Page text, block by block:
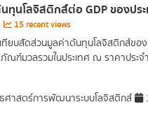
ทุนโลจิสติกส์ต่อ GDP ของประ
15 recent views
ทียบสัดส่วนมูลค่าต้นทุนโลจิสติกส์ของ
ฑ์มวลรวมในประเทศ ณ ราคาประจ
ศาสตร์การพัฒนาระบบโลจิสติกส์